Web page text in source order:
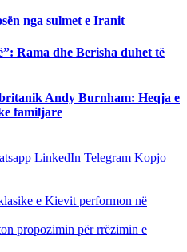
nga sulmet e Iranit
Rama dhe Berisha duhet të
Andy Burnham: Heqja e
familjare
LinkedIn Telegram Kopjo
e Kievit performon në
propozimin për rrëzimin e